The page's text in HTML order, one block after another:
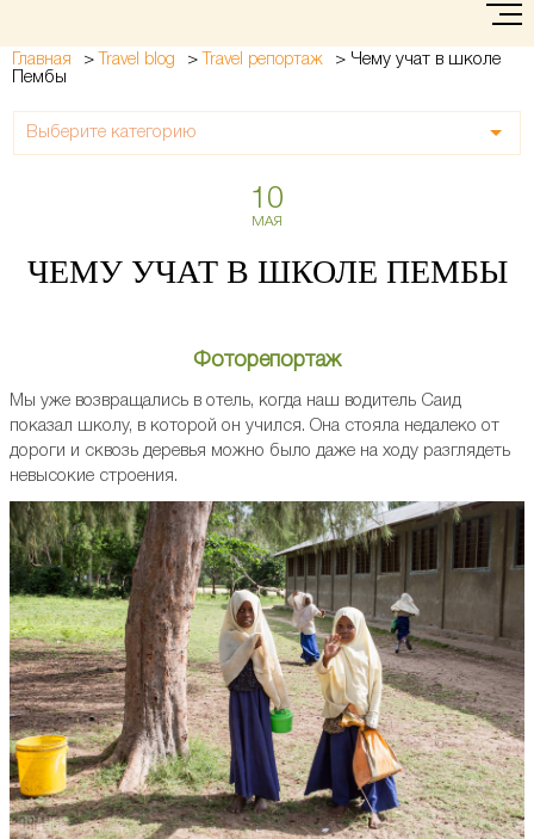
Главная > Travel blog > Travel репортаж > Чему учат в школе
Пембы
Выберите категорию
10
МАЯ
ЧЕМУ УЧАТ В ШКОЛЕ ПЕМБЫ
Фоторепортаж
Мы уже возвращались в отель, когда наш водитель Саид
показал школу, в которой он учился. Она стояла недалеко от
дороги и сквозь деревья можно было даже на ходу разглядеть
невысокие строения.